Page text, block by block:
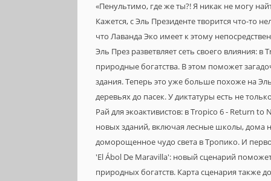
«Пенультимо, где же ты?! Я никак не могу
Кажется, с Эль Президенте творится что-то
что Лаванда Эко имеет к этому
Эль През разветвляет сеть своего влияния:
природные богатства. В этом поможет
здания. Теперь это уже больше похоже на
деревьях до пасек. У диктатуры есть не
Рай для экоактивистов: в Tropico 6 - Return
новых зданий, включая лесные школы, дома
доморощенное чудо света в Тропико. И
'El Ábol De Maravilla': новый сценарий
природных богатств. Карта сценария также